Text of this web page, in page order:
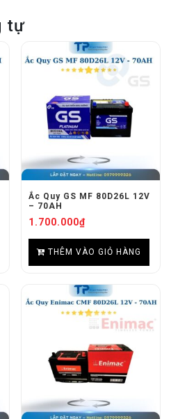
tự
Ắc Quy GS MF 80D26L 12V
– 70AH
1.700.000₫
THÊM VÀO GIỎ HÀNG